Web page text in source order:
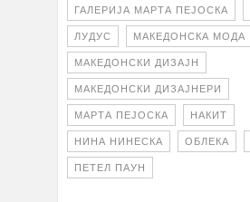
ГАЛЕРИЈА МАРТА ПЕЈОСКА
ЛУДУС МАКЕДОНСКА МОДА
МАКЕДОНСКИ ДИЗАЈН
МАКЕДОНСКИ ДИЗАЈНЕРИ
МАРТА ПЕЈОСКА НАКИТ
НИНА НИНЕСКА ОБЛЕКА
ПЕТЕЛ ПАУН